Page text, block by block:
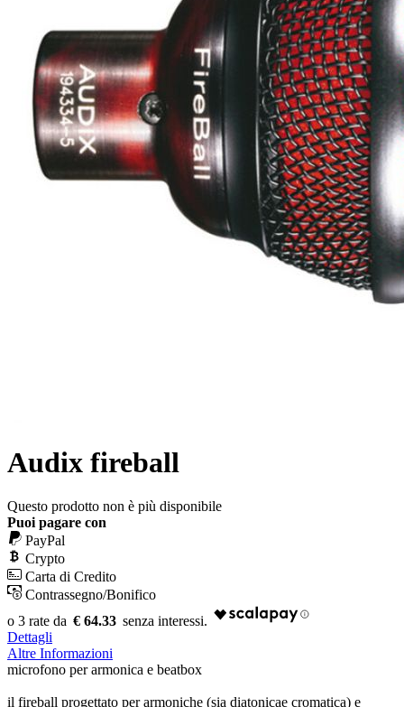
Audix fireball
Questo prodotto non è più disponibile
Puoi pagare con
PayPal
Crypto
Carta di Credito
Contrassegno/Bonifico
€ 64.33
Dettagli
Altre Informazioni
microfono per armonica e beatbox
il fireball progettato per armoniche (sia diatonicae cromatica) e